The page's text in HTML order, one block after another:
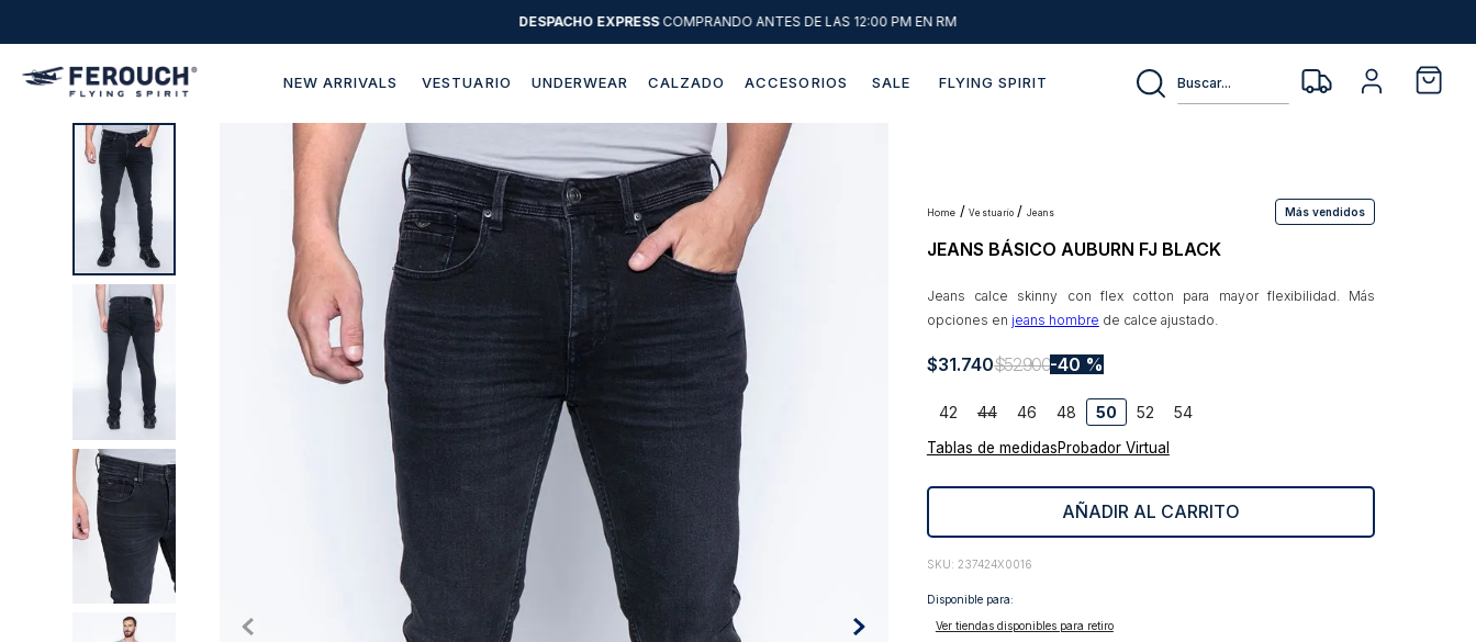
DESPACHO EXPRESSCOMPRANDO ANTES DE LAS 12:00 PM EN RM
NEW ARRIVALS VESTUARIO UNDERWEAR CALZADO ACCESORIOS SALE FLYING SPIRIT
Buscar...
vestuario jeans Más vendidos
JEANS BÁSICO AUBURN FJ BLACK
Jeans calce skinny con flex cotton para mayor flexibilidad. Más
opciones en jeans hombre de calce ajustado.
$31.740$52.900 40 %
42 44 46 48 50 52 54
Tablas de medidasProbador Virtual
AÑADIR AL CARRITO
: 237424X0016
Disponible para:
Ver tiendas disponibles para retiro
Términos más buscados
1.
sweater
2
chaquetas
camisas
pantalon
chaqueta cuero
jeans
chaqueta
.
blazer
poleron
abrigo